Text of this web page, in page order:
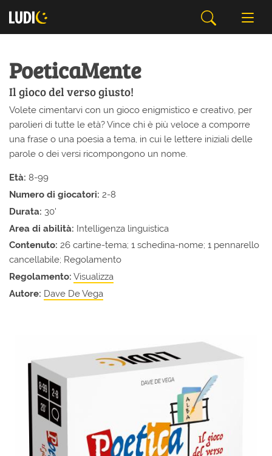
PoeticaMente
Il gioco del verso giusto!
Volete cimentarvi con un gioco enigmistico e creativo, per
parolieri di tutte le età? Vince chi è più veloce a comporre
una frase o una poesia a tema, in cui le lettere iniziali delle
parole o dei versi ricompongono un nome.
Età: 8-99
Numero di giocatori: 2-8
Durata: 30'
Area di abilità: Intelligenza linguistica
Contenuto: 26 cartine-tema; 1 schedina-nome; 1 pennarello
cancellabile; Regolamento
Regolamento: Visualizza
Autore: Dave De Vega